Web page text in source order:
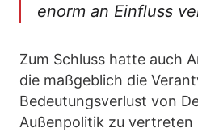
enorm an Einfluss
Zum Schluss hatte auch
die maßgeblich die
Bedeutungsverlust von
Außenpolitik zu vertreten